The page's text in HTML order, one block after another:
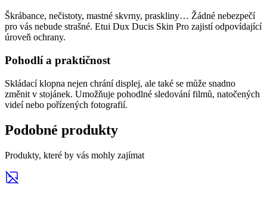
Škrábance, nečistoty, mastné skvrny, praskliny… Žádné nebezpečí
pro vás nebude strašné. Etui Dux Ducis Skin Pro zajistí odpovídající
úroveň ochrany.
Pohodlí a praktičnost
Skládací klopna nejen chrání displej, ale také se může snadno
změnit v stojánek. Umožňuje pohodlné sledování filmů, natočených
videí nebo pořízených fotografií.
Podobné produkty
Produkty, které by vás mohly zajímat